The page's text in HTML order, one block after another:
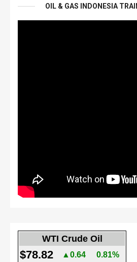
OIL & GAS INDONESIA
WTI Crude Oil
$78.82 ▲0.64 0.81%